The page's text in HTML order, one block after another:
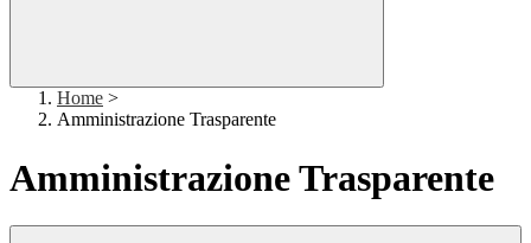
Home >
Amministrazione Trasparente
Amministrazione Trasparente